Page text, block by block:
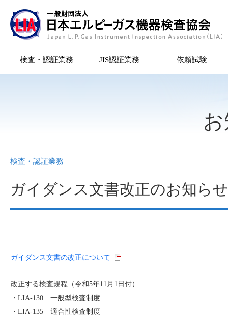
検査・認証業務 JIS認証業務 依頼試験
検査・認証業務
ガイダンス文書改正のお知らせ
ガイダンス文書の改正について
改正する検査規程（令和5年11月1日付）
・LIA-130 一般型検査制度
・LIA-135 適合性検査制度